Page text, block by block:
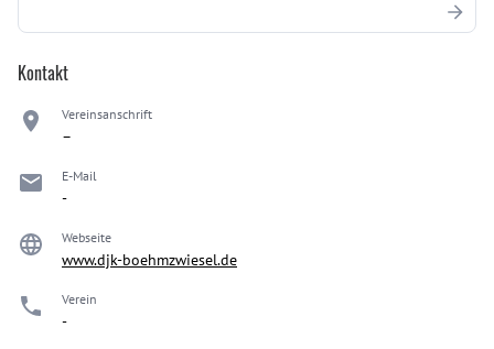
Kontakt
Vereinsanschrift
–
E-Mail
-
Webseite
www.djk-boehmzwiesel.de
Verein
-